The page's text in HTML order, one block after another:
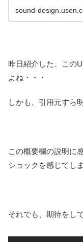
sound-
昨日紹介した、この
よね・・・
しかも、引用元すら
この概要欄の説明に
ショックを感じてし
それでも、期待をし